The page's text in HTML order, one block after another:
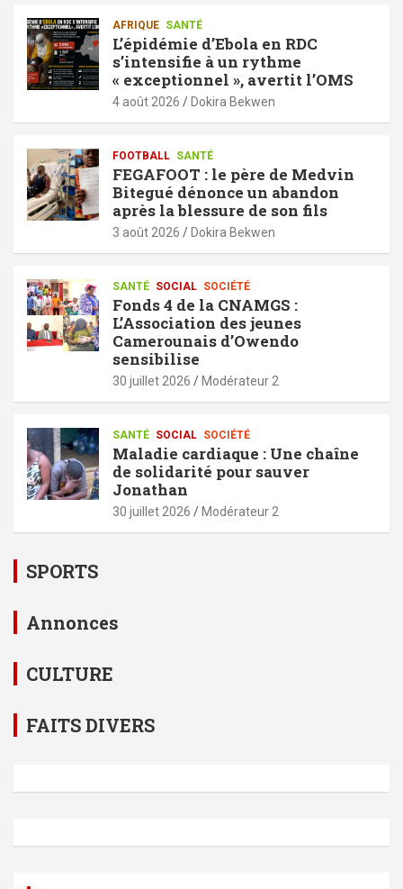
AFRIQUE SANTÉ
L’épidémie d’Ebola en RDC
s’intensifie à un rythme
« exceptionnel », avertit l’OMS
4 août 2026 Dokira Bekwen
FOOTBALL SANTÉ
FEGAFOOT : le père de Medvin
Bitegué dénonce un abandon
après la blessure de son fils
3 août 2026 Dokira Bekwen
SANTÉ SOCIAL SOCIÉTÉ
Fonds 4 de la CNAMGS :
L’Association des jeunes
Camerounais d’Owendo
sensibilise
30 juillet 2026 Modérateur 2
SANTÉ SOCIAL SOCIÉTÉ
Maladie cardiaque : Une chaîne
de solidarité pour sauver
Jonathan
30 juillet 2026 Modérateur 2
SPORTS
Annonces
CULTURE
FAITS DIVERS